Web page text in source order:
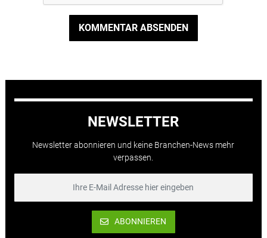
KOMMENTAR ABSENDEN
NEWSLETTER
Newsletter abonnieren und keine Branchen-News mehr
verpassen.
ABONNIEREN